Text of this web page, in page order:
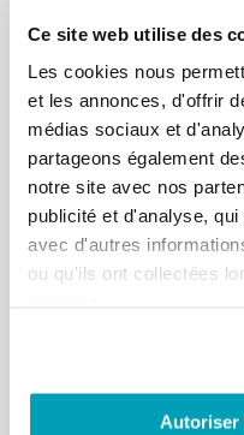
Ce site web utilise des
Les cookies nous
et les annonces, d'offrir
médias sociaux et
partageons également
notre site avec nos
publicité et d'analyse,
avec d'autres
ou qu'ils ont collectées
Autoriser